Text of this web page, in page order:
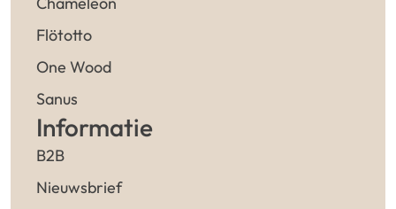
Flötotto
One Wood
Sanus
Informatie
B2B
Nieuwsbrief